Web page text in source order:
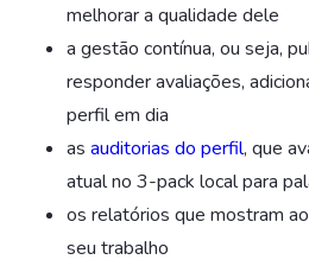
melhorar a qualidade dele
a gestão contínua, ou seja,
responder avaliações,
perfil em dia
as auditorias do perfil, que
atual no 3-pack local para
os relatórios que mostram
seu trabalho